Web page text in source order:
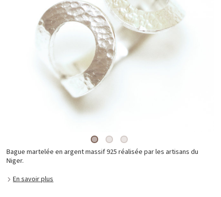
Bague martelée en argent massif 925 réalisée par les artisans du
Niger.
En savoir plus